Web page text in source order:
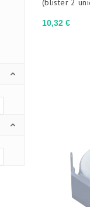
Precio
10,32 €
(blister 2